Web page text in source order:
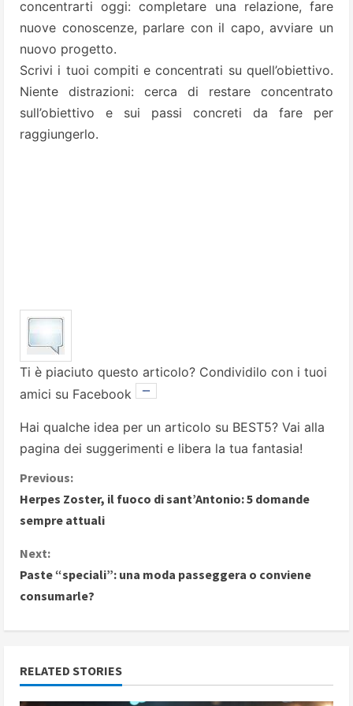
concentrarti oggi: completare una relazione, fare
nuove conoscenze, parlare con il capo, avviare un
nuovo progetto.
Scrivi i tuoi compiti e concentrati su quell’obiettivo.
Niente distrazioni: cerca di restare concentrato
sull’obiettivo e sui passi concreti da fare per
raggiungerlo.
Ti è piaciuto questo articolo? Condividilo con i tuoi
amici su Facebook
Hai qualche idea per un articolo su BEST5? Vai alla
pagina dei suggerimenti e libera la tua fantasia!
C
o
n
t
u
Previous:
Herpes Zoster, il fuoco di sant’Antonio: 5 domande
sempre attuali
Next:
Paste “speciali”: una moda passeggera o conviene
consumarle?
RELATED STORIES